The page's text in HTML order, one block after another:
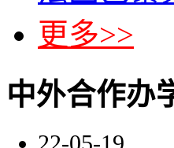
更多>>
中外合作办